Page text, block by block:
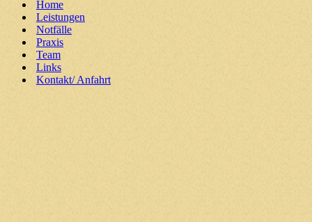
Home
Leistungen
Notfälle
Praxis
Team
Links
Kontakt/ Anfahrt